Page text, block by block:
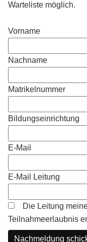
Warteliste möglich.
Vorname
Nachname
Matrikelnummer
Bildungseinrichtung
E-Mail
E-Mail Leitung
Die Leitung
Teilnahmeerlaubnis
Nachmeldung